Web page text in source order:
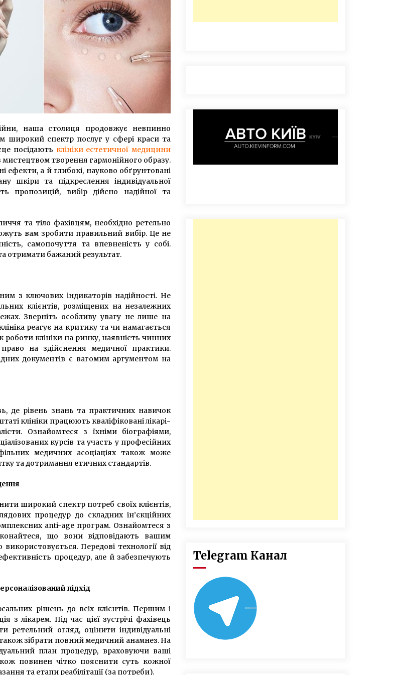
наша столиця продовжує невпинно
широкий спектр послуг у сфері краси та
посідають клініки естетичної медицини
творення гармонійного образу.
ефекти, а й глибокі, науково обґрунтовані
шкіри та підкреслення індивідуальної
пропозицій, вибір дійсно надійної та
та тіло фахівцям, необхідно ретельно
вам зробити правильний вибір. Це не
самопочуття та впевненість у собі.
отримати бажаний результат.
з ключових індикаторів надійності. Не
клієнтів, розміщених на незалежних
Зверніть особливу увагу не лише на
реагує на критику та чи намагається
клініки на ринку, наявність чинних
на здійснення медичної практики.
документів є вагомим аргументом на
де рівень знань та практичних навичок
клініки працюють кваліфіковані лікарі-
Ознайомтеся з їхніми біографіями,
курсів та участь у професійних
медичних асоціаціях також може
та дотримання етичних стандартів.
широкий спектр потреб своїх клієнтів,
процедур до складних ін’єкційних
anti-age програм. Ознайомтеся з
що вони відповідають вашим
Передові технології від
процедур, але й забезпечують
підхід
рішень до всіх клієнтів. Першим і
лікарем. Під час цієї зустрічі фахівець
огляд, оцінити індивідуальні
зібрати повний медичний анамнез. На
план процедур, враховуючи ваші
повинен чітко пояснити суть кожної
та етапи реабілітації (за потреби).
Telegram Канал